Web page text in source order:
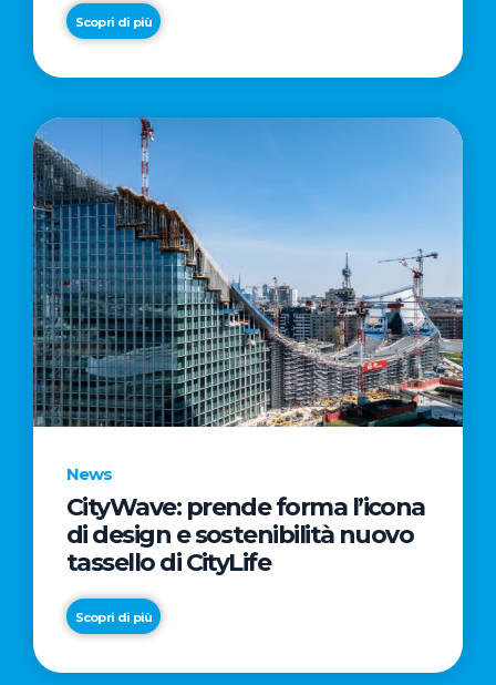
Scopri di più
News
CityWave: prende forma l’icona
di design e sostenibilità nuovo
tassello di CityLife
Scopri di più
News
“Passione